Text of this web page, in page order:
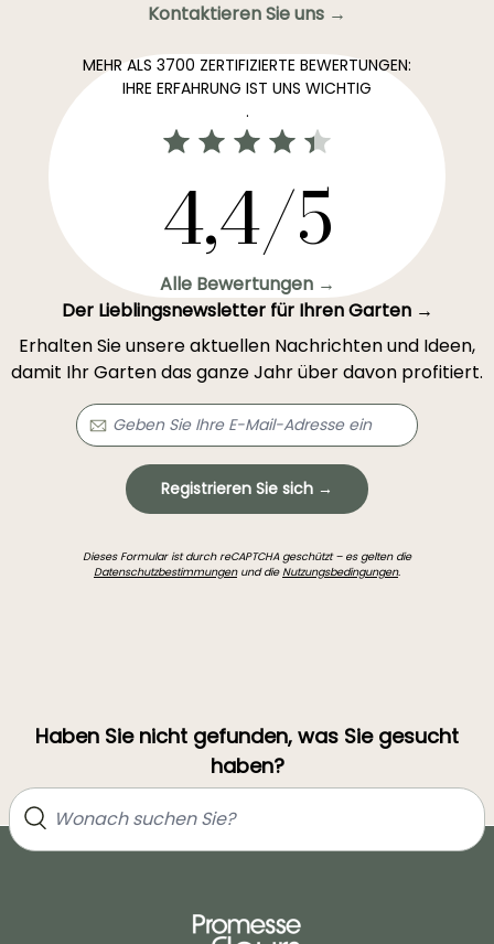
Kontaktieren Sie uns →
MEHR ALS 3700 ZERTIFIZIERTE BEWERTUNGEN:
IHRE ERFAHRUNG IST UNS WICHTIG
.
4,4/5
Alle Bewertungen →
Der Lieblingsnewsletter für Ihren Garten →
Erhalten Sie unsere aktuellen Nachrichten und Ideen,
damit Ihr Garten das ganze Jahr über davon profitiert.
Registrieren Sie sich →
Dieses Formular ist durch reCAPTCHA geschützt – es gelten die
Datenschutzbestimmungenund dieNutzungsbedingungen.
Haben Sie nicht gefunden, was Sie gesucht
haben?